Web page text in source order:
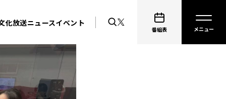
化放送ニュースイベント
番組表